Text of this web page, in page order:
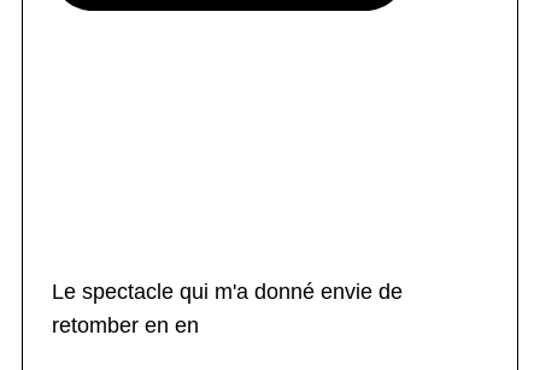
Le spectacle qui m'a donné envie de
retomber en en